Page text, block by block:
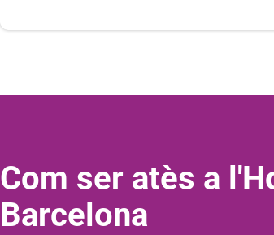
Com ser atès a
Barcelona